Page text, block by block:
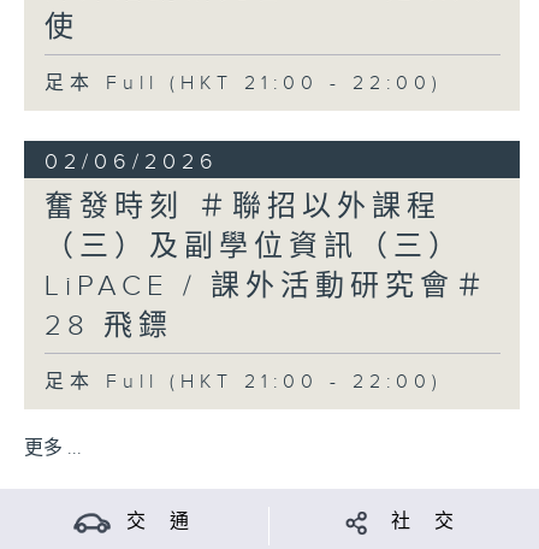
使
足本 Full (HKT 21:00 - 22:00)
02/06/2026
奮發時刻 ＃聯招以外課程
（三）及副學位資訊（三）
LiPACE / 課外活動研究會＃
28 飛鏢
足本 Full (HKT 21:00 - 22:00)
更多 ...
交 通 社 交